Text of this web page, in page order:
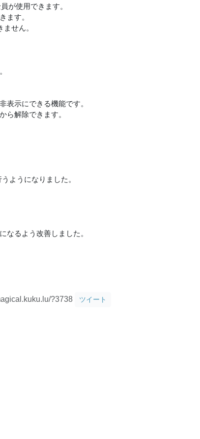
が使用できます。
ます。
せん。
表示にできる機能です。
ら解除できます。
ようになりました。
なるよう改善しました。
?3738 ツイート